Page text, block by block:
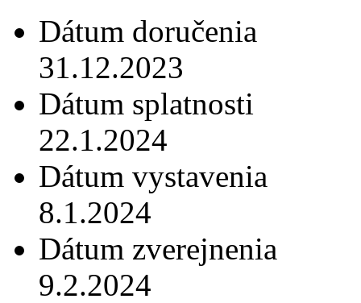
Dátum doručenia
31.12.2023
Dátum splatnosti
22.1.2024
Dátum vystavenia
8.1.2024
Dátum zverejnenia
9.2.2024